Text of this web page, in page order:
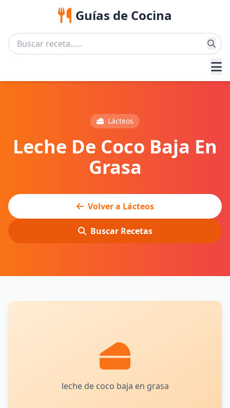
Guías de Cocina
Lácteos
Leche De Coco Baja En
Grasa
Volver a Lácteos
Buscar Recetas
leche de coco baja en grasa